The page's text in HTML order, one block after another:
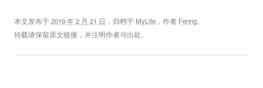
本文发布于2019 年 2 月 21 日 ，归档于 MyLife ，作者 Fenng。
转载请保留原文链接，并注明作者与出处。